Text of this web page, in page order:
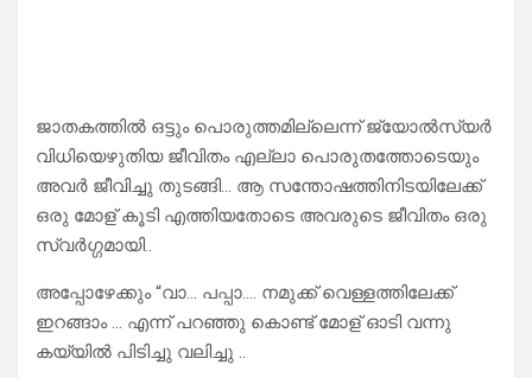
ജാതകത്തിൽ ഒട്ടും പൊരുത്തമില്ലെന്ന് ജ്യോൽസ്യർ
വിധിയെഴുതിയ ജീവിതം എല്ലാ പൊരുതത്തോടെയും
അവർ ജീവിച്ചു തുടങ്ങി… ആ സന്തോഷത്തിനിടയിലേക്ക്
ഒരു മോള് കൂടി എത്തിയതോടെ അവരുടെ ജീവിതം ഒരു
സ്വർഗ്ഗമായി..
അപ്പോഴേക്കും “വാ… പപ്പാ…. നമുക്ക് വെള്ളത്തിലേക്ക്
ഇറങ്ങാം … എന്ന് പറഞ്ഞു കൊണ്ട് മോള് ഓടി വന്നു
കയ്യിൽ പിടിച്ചു വലിച്ചു ..